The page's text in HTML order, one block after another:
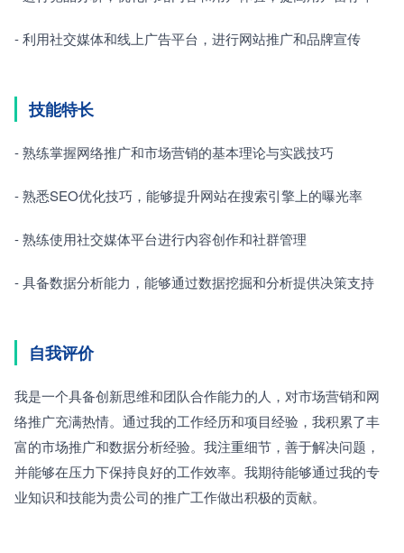
- 利用社交媒体和线上广告平台，进行网站推广和品牌宣传
技能特长
- 熟练掌握网络推广和市场营销的基本理论与实践技巧
- 熟悉SEO优化技巧，能够提升网站在搜索引擎上的曝光率
- 熟练使用社交媒体平台进行内容创作和社群管理
- 具备数据分析能力，能够通过数据挖掘和分析提供决策支持
自我评价
我是一个具备创新思维和团队合作能力的人，对市场营销和网
络推广充满热情。通过我的工作经历和项目经验，我积累了丰
富的市场推广和数据分析经验。我注重细节，善于解决问题，
并能够在压力下保持良好的工作效率。我期待能够通过我的专
业知识和技能为贵公司的推广工作做出积极的贡献。